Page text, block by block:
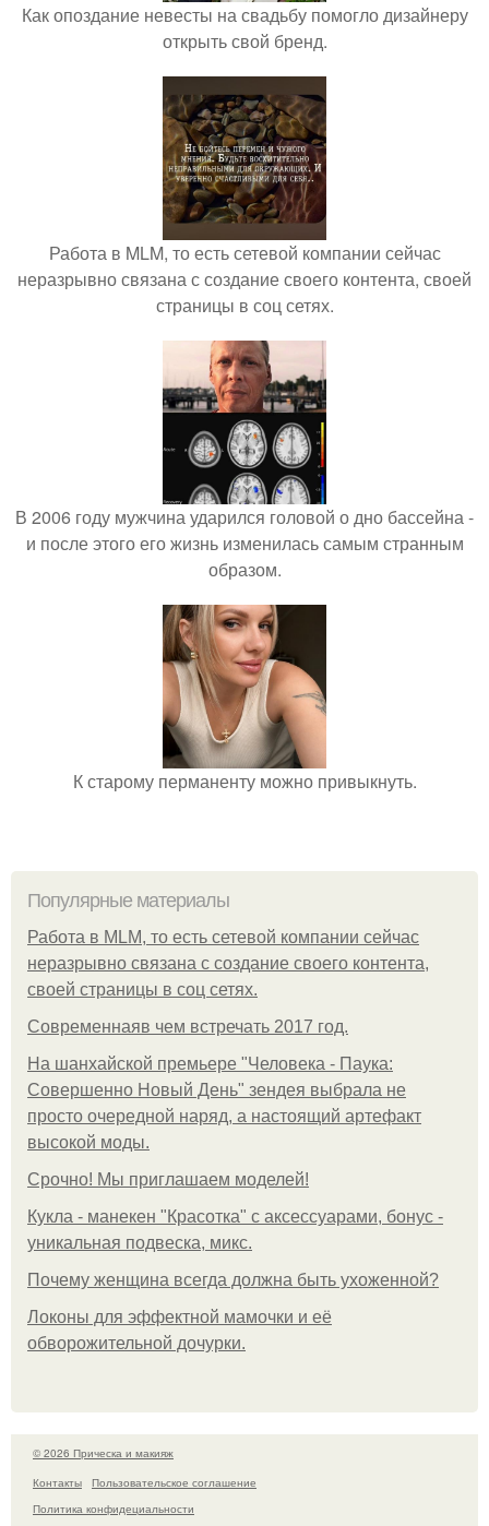
Как опоздание невесты на свадьбу помогло дизайнеру
открыть свой бренд.
Работа в MLM, то есть сетевой компании сейчас
неразрывно связана с создание своего контента, своей
страницы в соц сетях.
В 2006 году мужчина ударился головой о дно бассейна -
и после этого его жизнь изменилась самым странным
образом.
К старому перманенту можно привыкнуть.
Популярные материалы
Работа в MLM, то есть сетевой компании сейчас
неразрывно связана с создание своего контента,
своей страницы в соц сетях.
Современнаяв чем встречать 2017 год.
На шанхайской премьере "Человека - Паука:
Совершенно Новый День" зендея выбрала не
просто очередной наряд, а настоящий артефакт
высокой моды.
Срочно! Мы приглашаем моделей!
Кукла - манекен "Красотка" с аксессуарами, бонус -
уникальная подвеска, микс.
Почему женщина всегда должна быть ухоженной?
Локоны для эффектной мамочки и её
обворожительной дочурки.
© 2026 Прическа и макияж
Контакты
Пользовательское соглашение
Политика конфидециальности